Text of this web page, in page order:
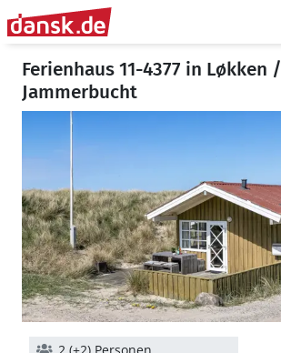
Ferienhaus 11-4377 in Løkken /
Jammerbucht